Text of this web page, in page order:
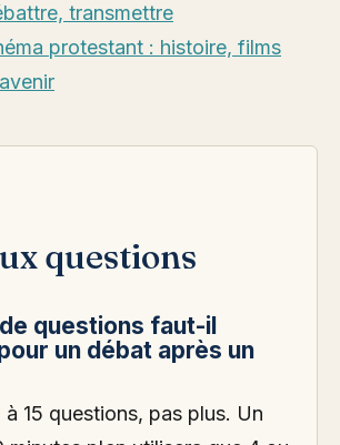
transmettre
protestant : histoire, films
questions
questions faut-il
un débat après un
à 15 questions, pas plus. Un